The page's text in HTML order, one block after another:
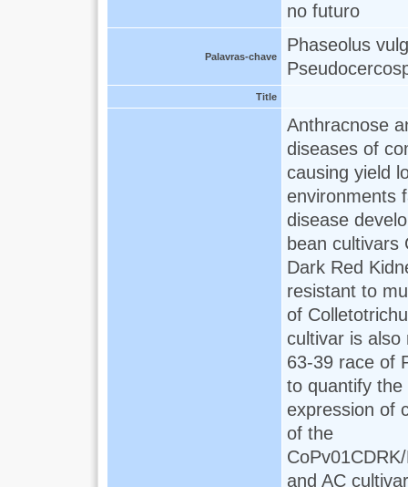
no futuro
Palavras-chave
Phaseolus
Title
Anthracnose
diseases of
causing yield
environments
disease
bean cultivars
Dark Red
resistant to
of
cultivar is
63-39 race of
to quantify the
expression of
of the
and AC